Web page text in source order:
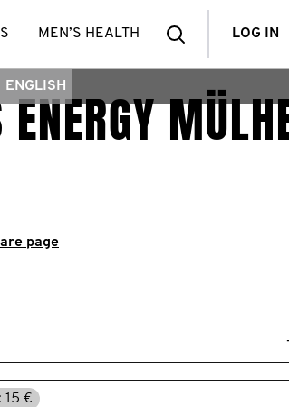
SearchLOG IN
MEN’S HEALTH
ENGLISH
page
15 €